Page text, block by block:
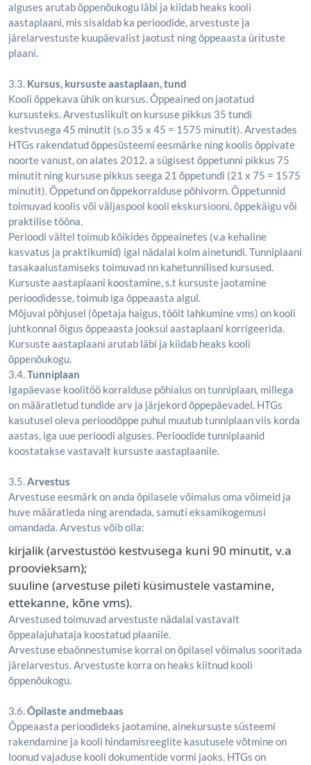
alguses arutab õppenõukogu läbi ja kiidab heaks kooli
aastaplaani, mis sisaldab ka perioodide, arvestuste ja
järelarvestuste kuupäevalist jaotust ning õppeaasta ürituste
plaani.
3.3. Kursus, kursuste aastaplaan, tund
Kooli õppekava ühik on kursus. Õppeained on jaotatud
kursusteks. Arvestuslikult on kursuse pikkus 35 tundi
kestvusega 45 minutit (s.o 35 x 45 = 1575 minutit). Arvestades
HTGs rakendatud õppesüsteemi eesmärke ning koolis õppivate
noorte vanust, on alates 2012. a sügisest õppetunni pikkus 75
minutit ning kursuse pikkus seega 21 õppetundi (21 x 75 = 1575
minutit). Õppetund on õppekorralduse põhivorm. Õppetunnid
toimuvad koolis või väljaspool kooli ekskursiooni, õppekäigu või
praktilise tööna.
Perioodi vältel toimub kõikides õppeainetes (v.a kehaline
kasvatus ja praktikumid) igal nädalal kolm ainetundi. Tunniplaani
tasakaalustamiseks toimuvad nn kahetunnilised kursused.
Kursuste aastaplaani koostamine, s.t kursuste jaotamine
perioodidesse, toimub iga õppeaasta algul.
Mõjuval põhjusel (õpetaja haigus, töölt lahkumine vms) on kooli
juhtkonnal õigus õppeaasta jooksul aastaplaani korrigeerida.
Kursuste aastaplaani arutab läbi ja kiidab heaks kooli
õppenõukogu.
3.4.Tunniplaan
Igapäevase koolitöö korralduse põhialus on tunniplaan, millega
on määratletud tundide arv ja järjekord õppepäevadel. HTGs
kasutusel oleva perioodõppe puhul muutub tunniplaan viis korda
aastas, iga uue perioodi alguses. Perioodide tunniplaanid
koostatakse vastavalt kursuste aastaplaanile.
3.5.Arvestus
Arvestuse eesmärk on anda õpilasele võimalus oma võimeid ja
huve määratleda ning arendada, samuti eksamikogemusi
omandada. Arvestus võib olla:
kirjalik (arvestustöö kestvusega kuni 90 minutit, v.a
proovieksam);
suuline (arvestuse pileti küsimustele vastamine,
ettekanne, kõne vms).
Arvestused toimuvad arvestuste nädalal vastavalt
õppealajuhataja koostatud plaanile.
Arvestuse ebaõnnestumise korral on õpilasel võimalus sooritada
järelarvestus. Arvestuste korra on heaks kiitnud kooli
õppenõukogu.
3.6.Õpilaste andmebaas
Õppeaasta perioodideks jaotamine, ainekursuste süsteemi
rakendamine ja kooli hindamisreeglite kasutusele võtmine on
loonud vajaduse kooli dokumentide vormi jaoks. HTGs on